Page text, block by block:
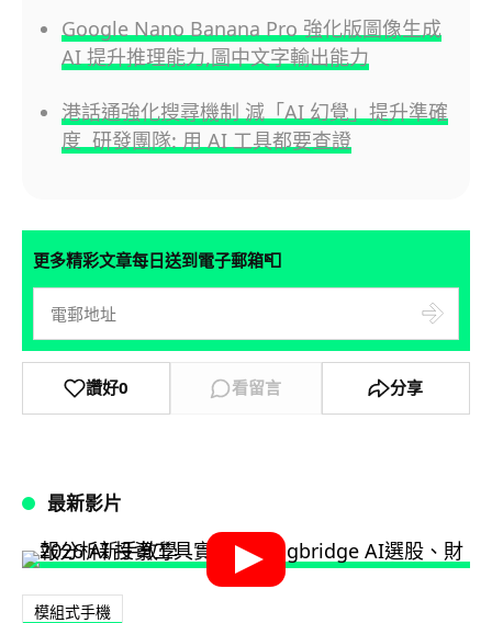
Google Nano Banana Pro 強化版圖像生成
AI 提升推理能力,圖中文字輸出能力
港話通強化搜尋機制 減「AI 幻覺」提升準確
度 研發團隊: 用 AI 工具都要查證
更多精彩文章每日送到電子郵箱📮
讚好0 看留言 分享
最新影片
模組式手機